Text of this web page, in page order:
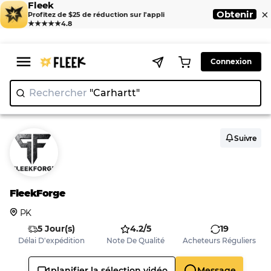
Fleek
Profitez de $25 de réduction sur l'appli
★★★★★4.8
Obtenir ×
Connexion
Rechercher "Carhartt
FleekForge
PK
Suivre
5 Jour(s)
Délai D'expédition
4.2/5
Note De Qualité
19
Acheteurs Réguliers